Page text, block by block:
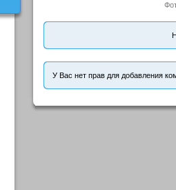
У Вас нет прав для добавления